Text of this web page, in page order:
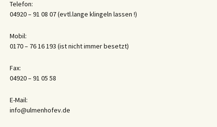
Telefon:
04920 – 91 08 07 (evtl.lange klingeln lassen !)
Mobil:
0170 – 76 16 193 (ist nicht immer besetzt)
Fax:
04920 – 91 05 58
E-Mail:
info@ulmenhofev.de